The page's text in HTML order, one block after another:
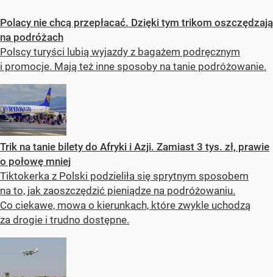
Polacy nie chcą przepłacać. Dzięki tym trikom oszczędzają
na podróżach
Polscy turyści lubią wyjazdy z bagażem podręcznym
i promocje. Mają też inne sposoby na tanie podróżowanie.
Trik na tanie bilety do Afryki i Azji. Zamiast 3 tys. zł, prawie
o połowę mniej
Tiktokerka z Polski podzieliła się sprytnym sposobem
na to, jak zaoszczędzić pieniądze na podróżowaniu.
Co ciekawe, mowa o kierunkach, które zwykle uchodzą
za drogie i trudno dostępne.